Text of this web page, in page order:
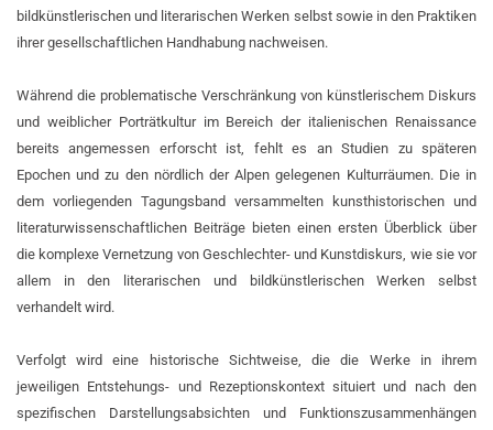
bildkünstlerischen und literarischen Werken selbst sowie in den Praktiken
ihrer gesellschaftlichen Handhabung nachweisen.
Während die problematische Verschränkung von künstlerischem Diskurs
und weiblicher Porträtkultur im Bereich der italienischen Renaissance
bereits angemessen erforscht ist, fehlt es an Studien zu späteren
Epochen und zu den nördlich der Alpen gelegenen Kulturräumen. Die in
dem vorliegenden Tagungsband versammelten kunsthistorischen und
literaturwissenschaftlichen Beiträge bieten einen ersten Überblick über
die komplexe Vernetzung von Geschlechter- und Kunstdiskurs, wie sie vor
allem in den literarischen und bildkünstlerischen Werken selbst
verhandelt wird.
Verfolgt wird eine historische Sichtweise, die die Werke in ihrem
jeweiligen Entstehungs- und Rezeptionskontext situiert und nach den
spezifischen Darstellungsabsichten und Funktionszusammenhängen